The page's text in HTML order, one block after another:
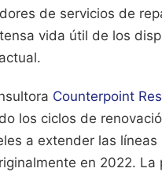
de servicios de
vida útil de los
Counterpoint
los ciclos de
a extender las
en 2022.